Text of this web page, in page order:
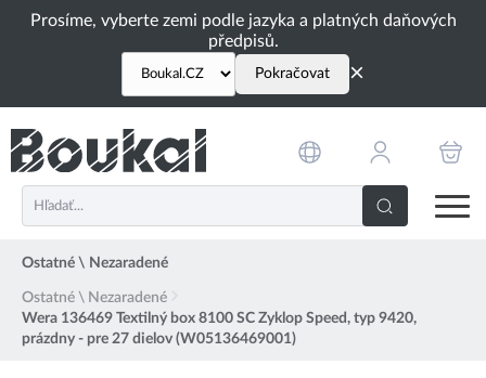
Prosíme, vyberte zemi podle jazyka a platných daňových
předpisů.
Pokračovat ×
Ostatné \ Nezaradené
Ostatné \ Nezaradené
Wera 136469 Textilný box 8100 SC Zyklop Speed, typ 9420,
prázdny - pre 27 dielov (W05136469001)